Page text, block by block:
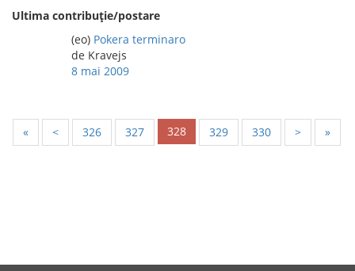
Ultima contribuție/postare
(eo) Pokera terminaro
de Kravejs
8 mai 2009
« < 326 327 328 329 330 > »